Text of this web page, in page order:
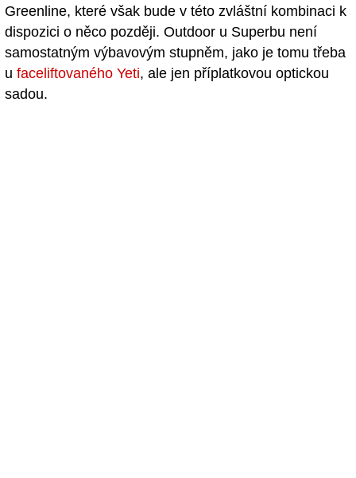
Greenline, které však bude v této zvláštní kombinaci k
dispozici o něco později. Outdoor u Superbu není
samostatným výbavovým stupněm, jako je tomu třeba
u faceliftovaného Yeti, ale jen příplatkovou optickou
sadou.